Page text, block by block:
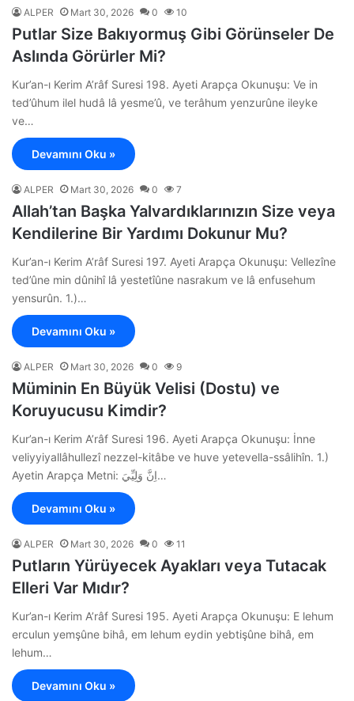
ALPER Mart 30, 2026 0 10
Putlar Size Bakıyormuş Gibi Görünseler De
Aslında Görürler Mi?
Kur’an-ı Kerim A’râf Suresi 198. Ayeti Arapça Okunuşu: Ve in
ted’ûhum ilel hudâ lâ yesme’û, ve terâhum yenzurûne ileyke
ve…
Devamını Oku »
ALPER Mart 30, 2026 0 7
Allah’tan Başka Yalvardıklarınızın Size veya
Kendilerine Bir Yardımı Dokunur Mu?
Kur’an-ı Kerim A’râf Suresi 197. Ayeti Arapça Okunuşu: Vellezîne
ted’ûne min dûnihî lâ yestetîûne nasrakum ve lâ enfusehum
yensurûn. 1.)…
Devamını Oku »
ALPER Mart 30, 2026 0 9
Müminin En Büyük Velisi (Dostu) ve
Koruyucusu Kimdir?
Kur’an-ı Kerim A’râf Suresi 196. Ayeti Arapça Okunuşu: İnne
veliyyiyallâhullezî nezzel-kitâbe ve huve yetevella-ssâlihîn. 1.)
Ayetin Arapça Metni: اِنَّ وَلِيِّيَ…
Devamını Oku »
ALPER Mart 30, 2026 0 11
Putların Yürüyecek Ayakları veya Tutacak
Elleri Var Mıdır?
Kur’an-ı Kerim A’râf Suresi 195. Ayeti Arapça Okunuşu: E lehum
erculun yemşûne bihâ, em lehum eydin yebtişûne bihâ, em
lehum…
Devamını Oku »